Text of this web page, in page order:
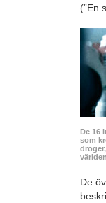
(”En
De 16
som
De